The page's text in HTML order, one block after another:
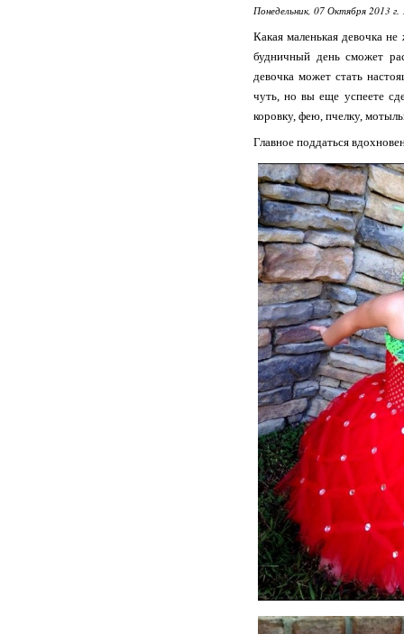
Понедельник, 07 Октября 2013 г.
Какая маленькая девочка
будничный день сможет
девочка может стать
чуть, но вы еще успеете
коровку, фею, пчелку,
Главное поддаться